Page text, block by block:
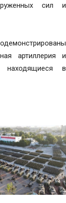
сил и
артиллерия и
находящиеся в